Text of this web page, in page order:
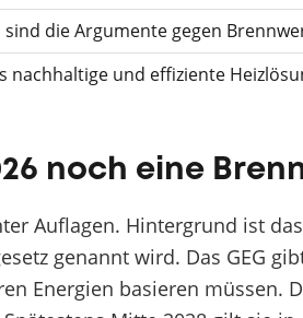
sind die Argumente gegen
nachhaltige und effiziente
noch eine
Auflagen. Hintergrund ist
genannt wird. Das GEG
Energien basieren müssen.